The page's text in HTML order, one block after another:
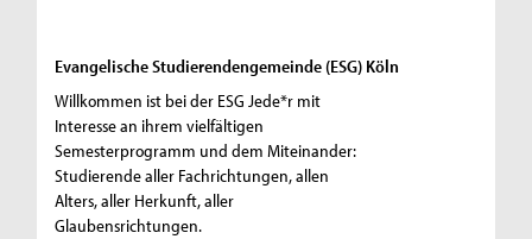
Evangelische Studierendengemeinde (ESG) Köln
Willkommen ist bei der ESG Jede*r mit
Interesse an ihrem vielfältigen
Semesterprogramm und dem Miteinander:
Studierende aller Fachrichtungen, allen
Alters, aller Herkunft, aller
Glaubensrichtungen.